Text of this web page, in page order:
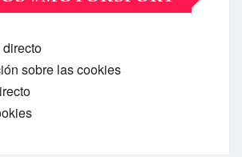
sobre las cookies